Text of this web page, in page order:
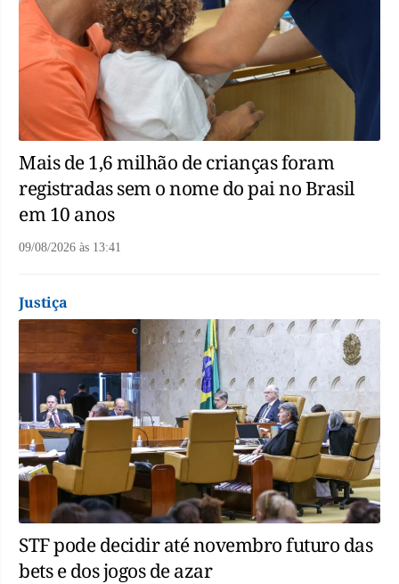
Mais de 1,6 milhão de crianças foram
registradas sem o nome do pai no Brasil
em 10 anos
09/08/2026 às 13:41
Justiça
STF pode decidir até novembro futuro das
bets e dos jogos de azar